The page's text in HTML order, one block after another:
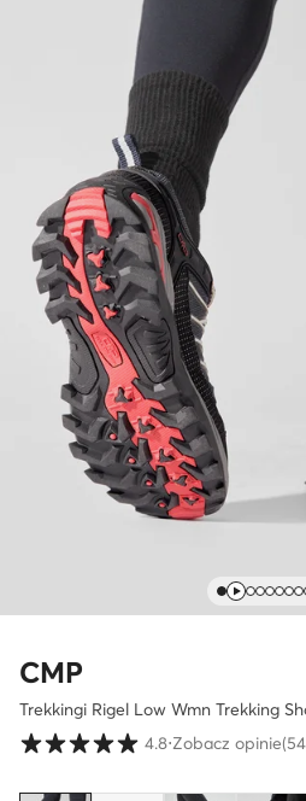
CMP
Trekkingi Rigel Low Wmn Trekking
Ocena klientów w skali od 1 do 5
4.8⋅Zobacz opinie